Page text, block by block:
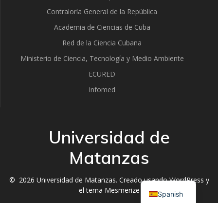
Contraloría General de la República
Academia de Ciencias de Cuba
Red de la Ciencia Cubana
Ministerio de Ciencia, Tecnología y Medio Ambiente
ECURED
Infomed
Universidad de
Matanzas
© 2026 Universidad de Matanzas. Creado usando WordPress y
eltema Mesmerize Spanish
English